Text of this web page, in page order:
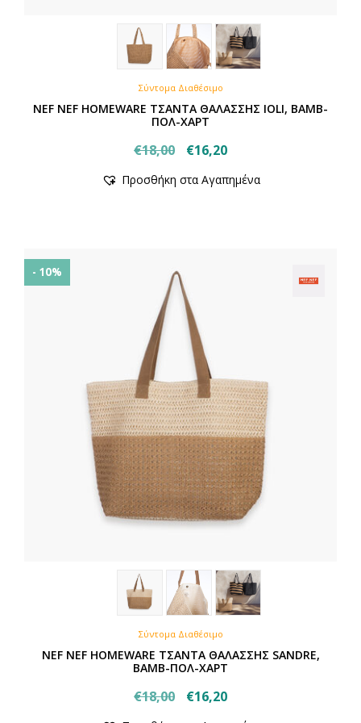
Σύντομα Διαθέσιμο
NEF NEF HOMEWARE ΤΣΑΝΤΑ ΘΑΛΑΣΣΗΣ IOLI, ΒΑΜΒ-
ΠΟΛ-ΧΑΡΤ
€18,00
Original
was:
€16,20Η
τιμή
Προσθήκη στα Αγαπημένα
- 10%
Σύντομα Διαθέσιμο
NEF NEF HOMEWARE ΤΣΑΝΤΑ ΘΑΛΑΣΣΗΣ SANDRE,
ΒΑΜΒ-ΠΟΛ-ΧΑΡΤ
€18,00
Original
€16,20Η